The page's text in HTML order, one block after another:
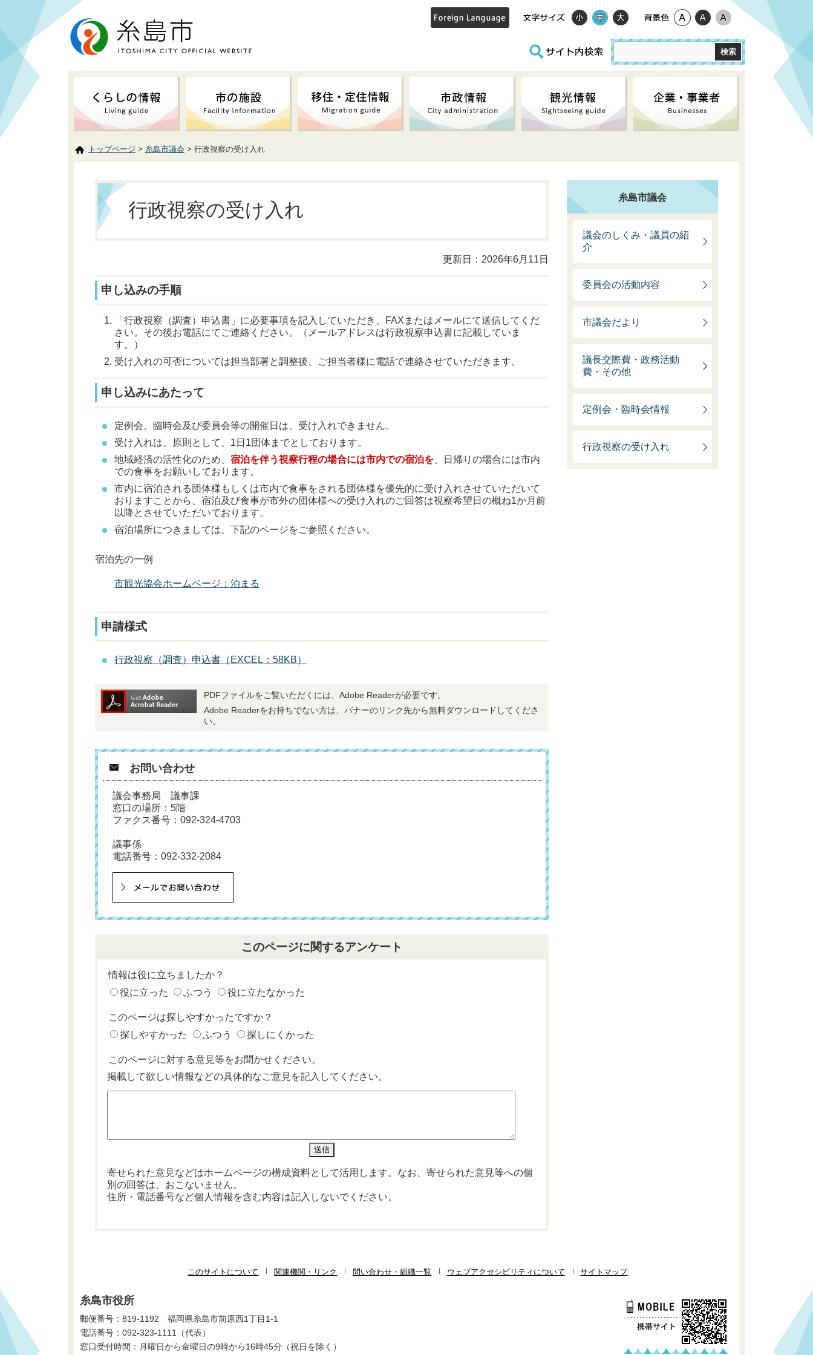
トップページ > 糸島市議会 > 行政視察の受け入れ
行政視察の受け入れ
更新日：2026年6月11日
申し込みの手順
「行政視察（調査）申込書」に必要事項を記入していただき、FAXまたはメールにて送信してくだ
さい。その後お電話にてご連絡ください。（メールアドレスは行政視察申込書に記載していま
す。）
受け入れの可否については担当部署と調整後、ご担当者様に電話で連絡させていただきます。
申し込みにあたって
定例会、臨時会及び委員会等の開催日は、受け入れできません。
受け入れは、原則として、1日1団体までとしております。
地域経済の活性化のため、 宿泊を伴う視察行程の場合には市内での宿泊を 、日帰りの場合には市内
での食事をお願いしております。
市内に宿泊される団体様もしくは市内で食事をされる団体様を優先的に受け入れさせていただいて
おりますことから、宿泊及び食事が市外の団体様への受け入れのご回答は視察希望日の概ね1か月前
以降とさせていただいております。
宿泊場所につきましては、下記のページをご参照ください。
宿泊先の一例
市観光協会ホームページ：泊まる
申請様式
行政視察（調査）申込書（EXCEL：58KB）
PDFファイルをご覧いただくには、Adobe Readerが必要です。
Adobe Readerをお持ちでない方は、バナーのリンク先から無料ダウンロードしてくださ
い。
お問い合わせ
議会事務局 議事課
窓口の場所：5階
ファクス番号：092-324-4703
議事係
電話番号： 092-332-2084
このページに関するアンケート
情報は役に立ちましたか？
役に立った
ふつう 役に立たなかった
このページは探しやすかったですか？
探しやすかった
ふつう 探しにくかった
このページに対する意見等をお聞かせください。
掲載して欲しい情報などの具体的なご意見を記入してください。
寄せられた意見などはホームページの構成資料として活用します。なお、寄せられた意見等への個
別の回答は、おこないません。
住所・電話番号など個人情報を含む内容は記入しないでください。
糸島市議会
議会のしくみ・議員の紹
介
委員会の活動内容
市議会だより
議長交際費・政務活動
費・その他
定例会・臨時会情報
行政視察の受け入れ
このサイトについて 関連機関・リンク 問い合わせ・組織一覧 ウェブアクセシビリティについて サイトマップ
糸島市役所
郵便番号：819-1192 福岡県糸島市前原西1丁目1-1
電話番号： 092-323-1111 （代表）
窓口受付時間：月曜日から金曜日の9時から16時45分（祝日を除く）